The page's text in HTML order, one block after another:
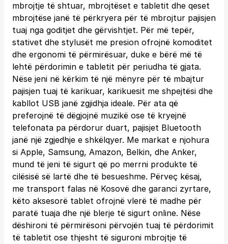
mbrojtje të shtuar, mbrojtëset e tabletit dhe qeset
mbrojtëse janë të përkryera për të mbrojtur pajisjen
tuaj nga goditjet dhe gërvishtjet. Për më tepër,
stativet dhe stylusët me presion ofrojnë komoditet
dhe ergonomi të përmirësuar, duke e bërë më të
lehtë përdorimin e tabletit për periudha të gjata.
Nëse jeni në kërkim të një mënyre për të mbajtur
pajisjen tuaj të karikuar, karikuesit me shpejtësi dhe
kabllot USB janë zgjidhja ideale. Për ata që
preferojnë të dëgjojnë muzikë ose të kryejnë
telefonata pa përdorur duart, pajisjet Bluetooth
janë një zgjedhje e shkëlqyer. Me markat e njohura
si Apple, Samsung, Amazon, Belkin, dhe Anker,
mund të jeni të sigurt që po merrni produkte të
cilësisë së lartë dhe të besueshme. Përveç kësaj,
me transport falas në Kosovë dhe garanci zyrtare,
këto aksesorë tablet ofrojnë vlerë të madhe për
paratë tuaja dhe një blerje të sigurt online. Nëse
dëshironi të përmirësoni përvojën tuaj të përdorimit
të tabletit ose thjesht të siguroni mbrojtje të